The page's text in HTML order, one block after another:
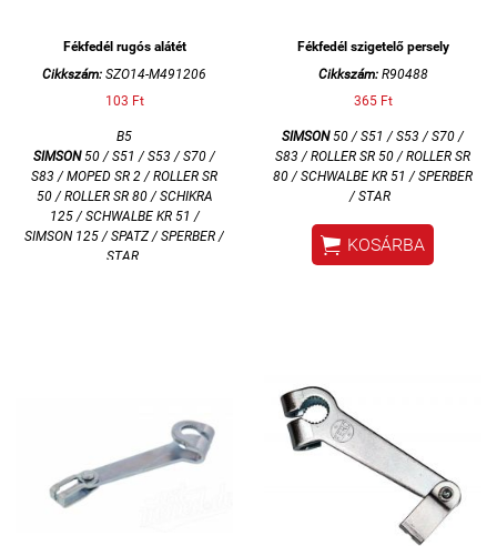
Fékfedél rugós alátét
Cikkszám: SZO14-M491206
103 Ft
B5
SIMSON50 / S51 / S53 / S70 /
S83 / MOPED SR 2 / ROLLER SR
50 / ROLLER SR 80 / SCHIKRA
125 / SCHWALBE KR 51 /
SIMSON 125 / SPATZ / SPERBER /
STAR
Fékfedél szigetelő persely
Cikkszám:R90488
365 Ft
SIMSON50 / S51 / S53 / S70 /
S83 / ROLLER SR 50 / ROLLER SR
80 / SCHWALBE KR 51 / SPERBER
/ STAR
 KOSÁRBA